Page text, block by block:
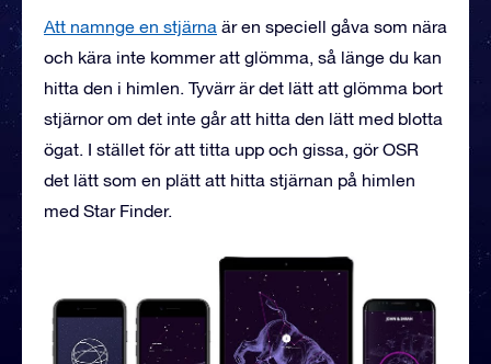
Att namnge en stjärna är en speciell gåva som nära
och kära inte kommer att glömma, så länge du kan
hitta den i himlen. Tyvärr är det lätt att glömma bort
stjärnor om det inte går att hitta den lätt med blotta
ögat. I stället för att titta upp och gissa, gör OSR
det lätt som en plätt att hitta stjärnan på himlen
med Star Finder.